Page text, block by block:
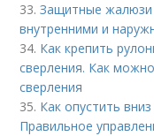
33.Защитные жалюзи
внутренними и
34. Как крепить
сверления. Как
сверления
35. Как опустить
Правильное